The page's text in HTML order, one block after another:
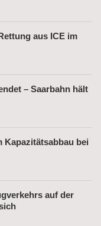
aus ICE im
– Saarbahn hält
Kapazitätsabbau bei
auf der